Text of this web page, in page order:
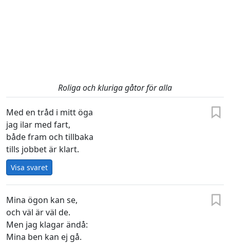
Roliga och kluriga gåtor för alla
Med en tråd i mitt öga
jag ilar med fart,
både fram och tillbaka
tills jobbet är klart.
Visa svaret
Mina ögon kan se,
och väl är väl de.
Men jag klagar ändå:
Mina ben kan ej gå.